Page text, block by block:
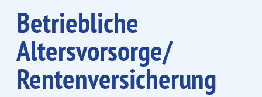
Betriebliche
Altersvorsorge/
Renten­versicherung